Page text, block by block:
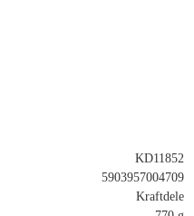
KD11852
5903957004709
Kraftdele